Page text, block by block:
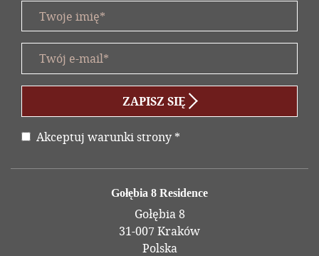
Twoje imię *
Twój e-mail *
ZAPISZ SIĘ
Oświadczenie
Akceptuj warunki strony *
Gołębia 8 Residence
Gołębia 8
31-007 Kraków
Polska